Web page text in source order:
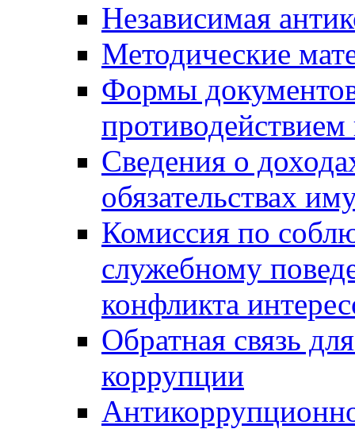
Независимая
Методические
Формы
Сведения о
обязательствах
Комиссия по
служебному
конфликта
Обратная связь
коррупции